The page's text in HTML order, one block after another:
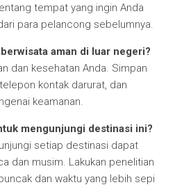
tempat yang ingin Anda
para pelancong sebelumnya.
aman di luar negeri?
dan kesehatan Anda. Simpan
kontak darurat, dan
keamanan.
mengunjungi destinasi ini?
setiap destinasi dapat
dan musim. Lakukan penelitian
dan waktu yang lebih sepi